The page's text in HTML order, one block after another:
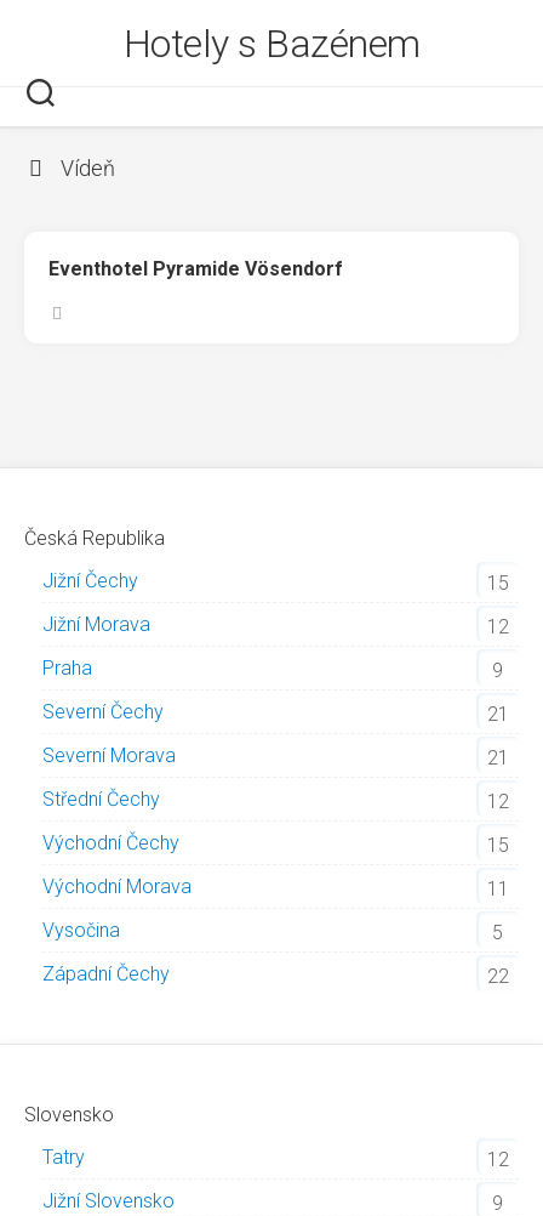
Hotely s Bazénem
Vídeň
Eventhotel Pyramide Vösendorf
Česká Republika
Jižní Čechy
15
Jižní Morava
12
Praha
9
Severní Čechy
21
Severní Morava
21
Střední Čechy
12
Východní Čechy
15
Východní Morava
11
Vysočina
5
Západní Čechy
22
Slovensko
Tatry
12
Jižní Slovensko
9